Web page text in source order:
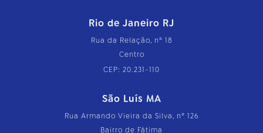
Rio de Janeiro RJ
Rua da Relação, nº 18
Centro
CEP: 20.231-110
São Luís MA
Rua Armando Vieira da Silva, nº 126
Bairro de Fátima